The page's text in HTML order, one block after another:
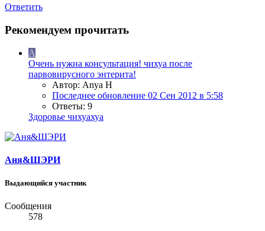
Ответить
Рекомендуем прочитать
A
Очень нужна консультация! чихуа после
парвовирусного энтерита!
Автор: Anya H
Последнее обновление 02 Сен 2012 в 5:58
Ответы: 9
Здоровье чихуахуа
Аня&ШЭРИ
Выдающийся участник
Сообщения
578